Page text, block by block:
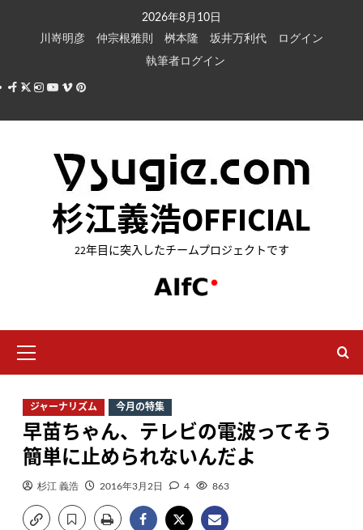
キ
2026年8月10日
川嵜明彦
仲宗根雅則 桝本隆 坂井万利代
ログイン
執筆者ログイン
Facebook
X Instagram
Youtube
VimeoPinterest
杉江義浩OFFICIAL
22年目に突入したチームプロジェクトです
イ
ン
ニ
ュ
ー
ジャーナリズム 今月の特集
早苗ちゃん、テレビの電波ってそう
簡単に止められないんだよ
杉江 義浩 2016年3月2日 4 863